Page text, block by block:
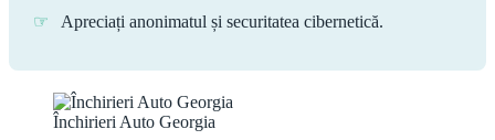
Apreciați anonimatul și securitatea cibernetică.
Închirieri Auto Georgia